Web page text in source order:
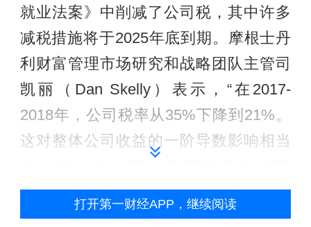
就业法案》中削减了公司税，其中许多
减税措施将于2025年底到期。摩根士丹
利财富管理市场研究和战略团队主管司
凯丽（Dan Skelly）表示，“在2017-
2018年，公司税率从35%下降到21%。
这对整体公司收益的一阶导数影响相当
低。”他认为，如果国会不通过新税收法
案，那么在旧法案到期时，这将相当于
打开第一财经APP，继续阅读